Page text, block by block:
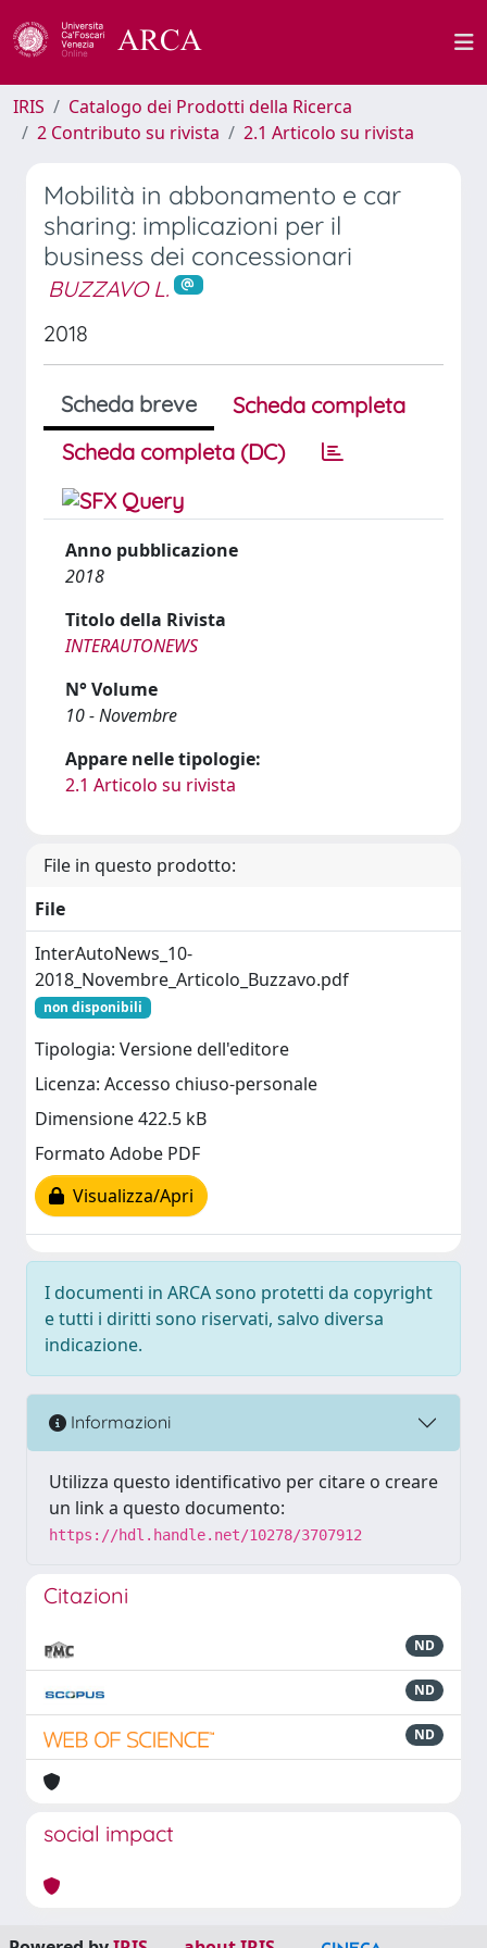
IRIS
Catalogo dei Prodotti della Ricerca
2 Contributo su rivista
2.1 Articolo su rivista
Mobilità in abbonamento e car
sharing: implicazioni per il
business dei concessionari
BUZZAVO L.
2018
Scheda breve
Scheda completa
Scheda completa (DC)
Anno pubblicazione
2018
Titolo della Rivista
INTERAUTONEWS
N° Volume
10 - Novembre
Appare nelle tipologie:
2.1 Articolo su rivista
File in questo prodotto:
File
InterAutoNews_10-
2018_Novembre_Articolo_Buzzavo.pdf
non disponibili
Tipologia: Versione dell'editore
Licenza: Accesso chiuso-personale
Dimensione 422.5 kB
Formato Adobe PDF
Visualizza/Apri
I documenti in ARCA sono protetti da copyright
e tutti i diritti sono riservati, salvo diversa
indicazione.
Informazioni
Utilizza questo identificativo per citare o creare
un link a questo documento:
https://hdl.handle.net/10278/3707912
Citazioni
ND
ND
ND
social impact